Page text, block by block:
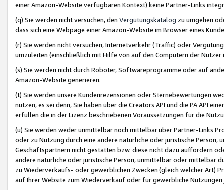
einer Amazon-Website verfügbaren Kontext) keine Partner-Links
(q) Sie werden nicht versuchen, den Vergütungskatalog zu umgehen
dass sich eine Webpage einer Amazon-Website im Browser eines
(r) Sie werden nicht versuchen, Internetverkehr (Traffic) oder
umzuleiten (einschließlich mit Hilfe von auf den Computern der
(s) Sie werden nicht durch Roboter, Softwareprogramme oder auf
Amazon-Website generieren.
(t) Sie werden unsere Kundenrezensionen oder Sternebewertungen
nutzen, es sei denn, Sie haben über die Creators API und die PA API
erfüllen die in der Lizenz beschriebenen Voraussetzungen für die
(u) Sie werden weder unmittelbar noch mittelbar über Partner-Links
oder zu Nutzung durch eine andere natürliche oder juristische
Geschäftspartnern nicht gestatten bzw. diese nicht dazu auffordern
andere natürliche oder juristische Person, unmittelbar oder mittelbar
zu Wiederverkaufs- oder gewerblichen Zwecken (gleich welcher Art)
auf Ihrer Website zum Wiederverkauf oder für gewerbliche